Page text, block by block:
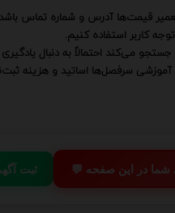
قیمت‌ها آدرس و شماره تماس
کاربر استفاده کنیم.
جستجو می‌کند احتمالاً به دنبال
سرفصل‌ها اساتید و هزینه
📢 ثبت شما در این صفحه